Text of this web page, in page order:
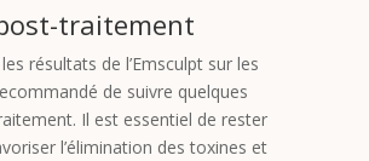
traitement
résultats de l’Emsculpt sur les
de suivre quelques
Il est essentiel de rester
l’élimination des toxines et